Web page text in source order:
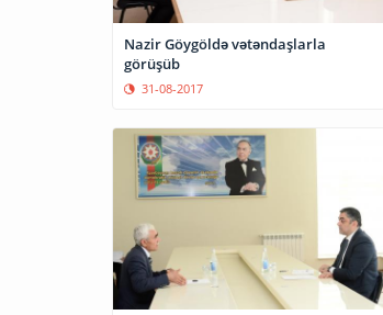
Nazir Göygöldə vətəndaşlarla
görüşüb
31-08-2017